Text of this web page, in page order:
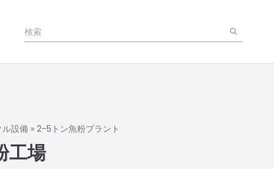
設備 » 2-5トン魚粉プラント
工場